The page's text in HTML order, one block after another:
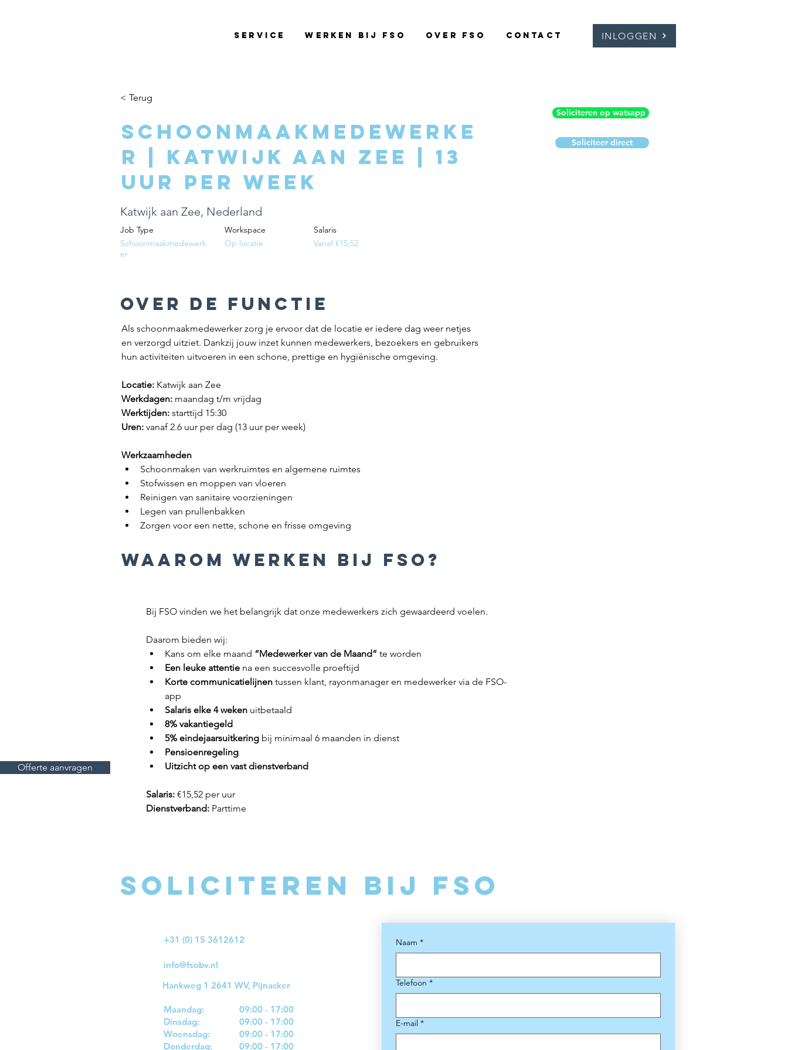
Service Werken bij FSO Over FSO Contact INLOGGEN
Offerte aanvragen
< Terug
Schoonmaakmedewerke
r | Katwijk aan Zee | 13
uur per week
Katwijk aan Zee, Nederland
Job Type
Schoonmaakmedewerk
er
Workspace
Salaris
Op locatie
Vanaf €15,52
Soliciteren op watsapp
Soliciteer direct
over de functie
Als schoonmaakmedewerker zorg je ervoor dat de locatie er iedere dag weer netjes
en verzorgd uitziet. Dankzij jouw inzet kunnen medewerkers, bezoekers en gebruikers
hun activiteiten uitvoeren in een schone, prettige en hygiënische omgeving.
Locatie: Katwijk aan Zee
Werkdagen: maandag t/m vrijdag
Werktijden: starttijd 15:30
Uren: vanaf 2.6 uur per dag (13 uur per week)
Werkzaamheden
Schoonmaken van werkruimtes en algemene ruimtes
Stofwissen en moppen van vloeren
Reinigen van sanitaire voorzieningen
Legen van prullenbakken
Zorgen voor een nette, schone en frisse omgeving
waarom werken bij FSO?
Bij FSO vinden we het belangrijk dat onze medewerkers zich gewaardeerd voelen.
Daarom bieden wij:
Kans om elke maand “Medewerker van de Maand” te worden
Een leuke attentie na een succesvolle proeftijd
Korte communicatielijnen tussen klant, rayonmanager en medewerker via de FSO-
app
Salaris elke 4 weken uitbetaald
8% vakantiegeld
5% eindejaarsuitkering bij minimaal 6 maanden in dienst
Pensioenregeling
Uitzicht op een vast dienstverband
Salaris: €15,52 per uur
Dienstverband: Parttime
Soliciteren bij FSO
+31 (0) 15 3612612
info@fsobv.nl
Hankweg 1 2641 WV, Pijnacker
Maandag:
Dinsdag:
Woensdag:
Donderdag:
09:00 - 17:00
09:00 - 17:00
09:00 - 17:00
09:00 - 17:00
Naam *
Telefoon *
E-mail *